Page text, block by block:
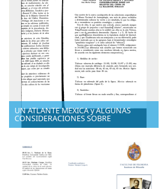
UN ATLANTE MEXICA y ALGUNAS
CONSIDERACIONES SOBRE